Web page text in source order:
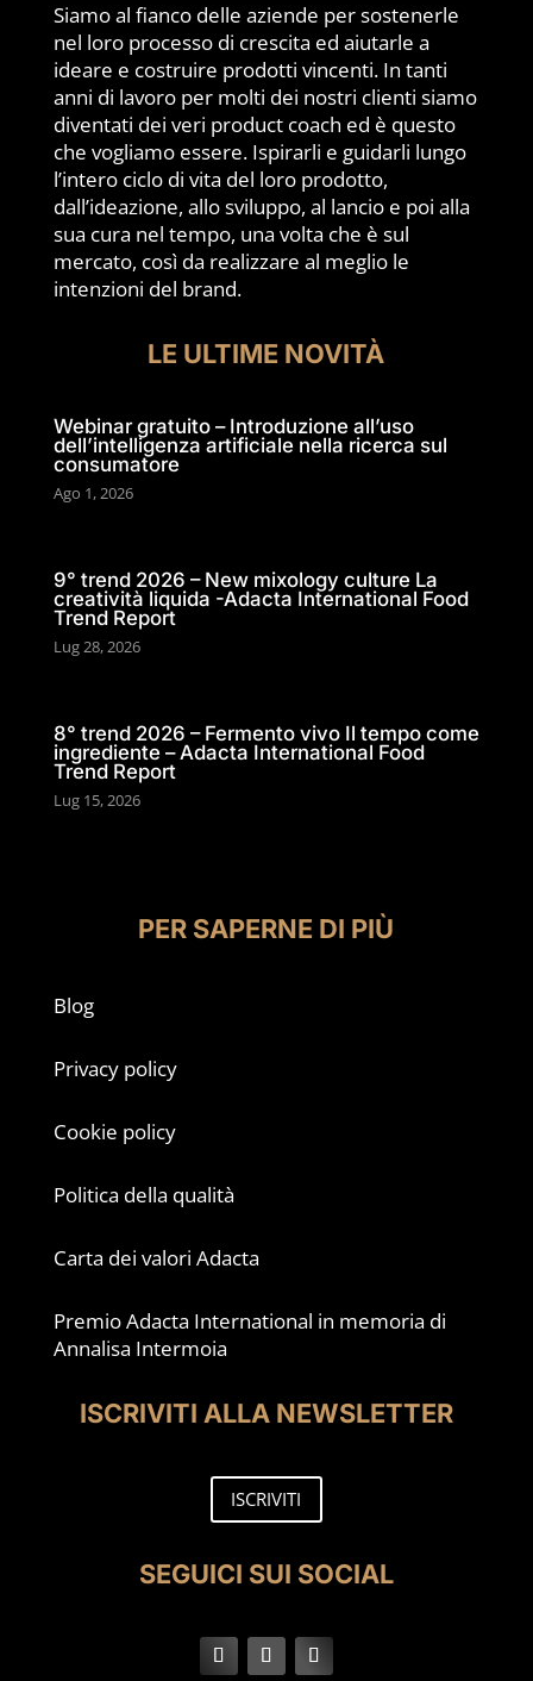
Siamo al fianco delle aziende per sostenerle
nel loro processo di crescita ed aiutarle a
ideare e costruire prodotti vincenti. In tanti
anni di lavoro per molti dei nostri clienti siamo
diventati dei veri product coach ed è questo
che vogliamo essere. Ispirarli e guidarli lungo
l’intero ciclo di vita del loro prodotto,
dall’ideazione, allo sviluppo, al lancio e poi alla
sua cura nel tempo, una volta che è sul
mercato, così da realizzare al meglio le
intenzioni del brand.
LE ULTIME NOVITÀ
Webinar gratuito – Introduzione all’uso
dell’intelligenza artificiale nella ricerca sul
consumatore
Ago 1, 2026
9° trend 2026 – New mixology culture La
creatività liquida -Adacta International Food
Trend Report
Lug 28, 2026
8° trend 2026 – Fermento vivo Il tempo come
ingrediente – Adacta International Food
Trend Report
Lug 15, 2026
PER SAPERNE DI PIÙ
Blog
Privacy policy
Cookie policy
Politica della qualità
Carta dei valori Adacta
Premio Adacta International in memoria di
Annalisa Intermoia
ISCRIVITI ALLA NEWSLETTER
ISCRIVITI
SEGUICI SUI SOCIAL